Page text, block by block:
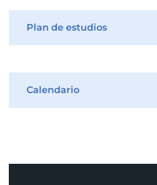
Plan de estudios
Calendario